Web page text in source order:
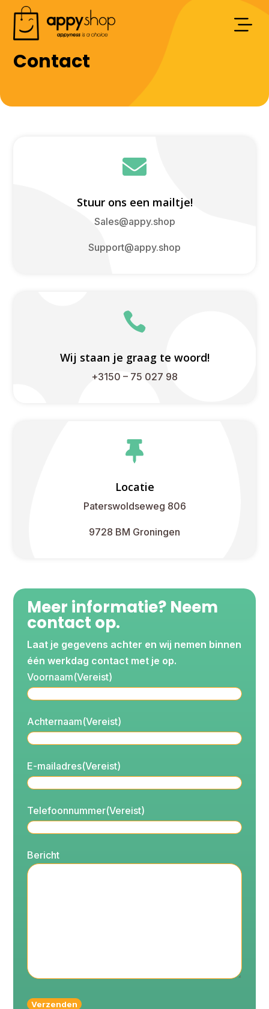
Contact

Stuur ons een mailtje!
Sales@appy.shop
Support@appy.shop

Wij staan je graag te woord!
+3150 – 75 027 98

Locatie
Paterswoldseweg 806
9728 BM Groningen
Meer informatie? Neem
contact op.
Laat je gegevens achter en wij nemen binnen
één werkdag contact met je op.
Voornaam(Vereist)
Achternaam(Vereist)
E-mailadres(Vereist)
Telefoonnummer(Vereist)
Bericht
Verzenden